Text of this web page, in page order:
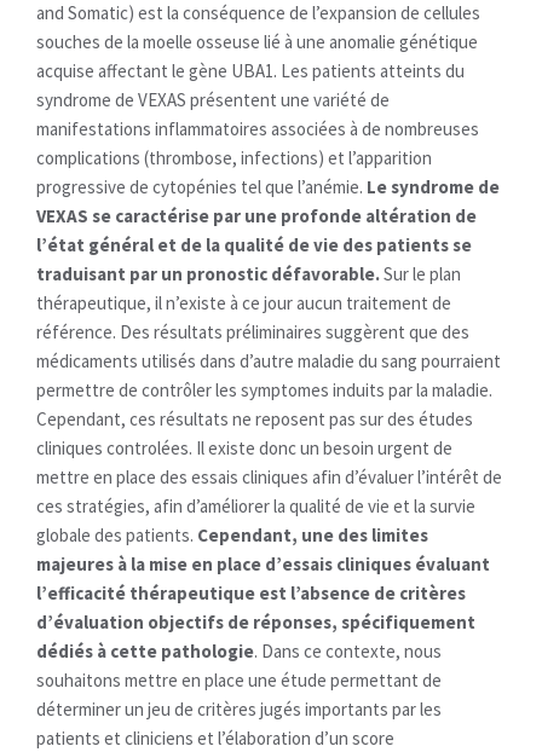
and Somatic) est la conséquence de l’expansion de cellules
souches de la moelle osseuse lié à une anomalie génétique
acquise affectant le gène UBA1. Les patients atteints du
syndrome de VEXAS présentent une variété de
manifestations inflammatoires associées à de nombreuses
complications (thrombose, infections) et l’apparition
progressive de cytopénies tel que l’anémie. Le syndrome de
VEXAS se caractérise par une profonde altération de
l’état général et de la qualité de vie des patients se
traduisant par un pronostic défavorable.Sur le plan
thérapeutique, il n’existe à ce jour aucun traitement de
référence. Des résultats préliminaires suggèrent que des
médicaments utilisés dans d’autre maladie du sang pourraient
permettre de contrôler les symptomes induits par la maladie.
Cependant, ces résultats ne reposent pas sur des études
cliniques controlées. Il existe donc un besoin urgent de
mettre en place des essais cliniques afin d’évaluer l’intérêt de
ces stratégies, afin d’améliorer la qualité de vie et la survie
globale des patients. Cependant, une des limites
majeures à la mise en place d’essais cliniques évaluant
l’efficacité thérapeutique est l’absence de critères
d’évaluation objectifs de réponses, spécifiquement
dédiés à cette pathologie. Dans ce contexte, nous
souhaitons mettre en place une étude permettant de
déterminer un jeu de critères jugés importants par les
patients et cliniciens et l’élaboration d’un score